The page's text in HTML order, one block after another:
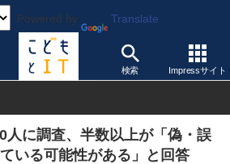
Powered by Translate
検索 Impressサイト
ータ
人に調査、半数以上が「偽・誤
いる可能性がある」と回答